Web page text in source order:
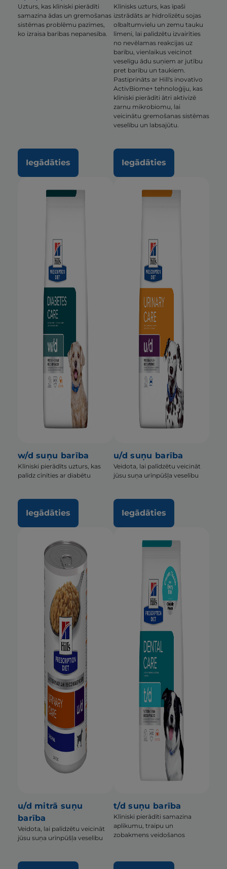
Uzturs, kas klīniski pierādīti
samazina ādas un gremošanas
sistēmas problēmu pazīmes,
ko izraisa barības nepanesība.
Iegādāties
Klīnisks uzturs, kas īpaši
izstrādāts ar hidrolizētu sojas
olbaltumvielu un zemu tauku
līmeni, lai palīdzētu izvairīties
no nevēlamas reakcijas uz
barību, vienlaikus veicinot
veselīgu ādu suņiem ar jutību
pret barību un taukiem.
Pastiprināts ar Hill's inovatīvo
ActivBiome+ tehnoloģiju, kas
klīniski pierādīti ātri aktivizē
zarnu mikrobiomu, lai
veicinātu gremošanas sistēmas
veselību un labsajūtu.
Iegādāties
w/d suņu barība
Klīniski pierādīts uzturs, kas
palīdz cīnīties ar diabētu
Iegādāties
u/d suņu barība
Veidota, lai palīdzētu veicināt
jūsu suņa urīnpūšļa veselību
Iegādāties
u/d mitrā suņu
barība
Veidota, lai palīdzētu veicināt
jūsu suņa urīnpūšļa veselību
t/d suņu barība
Klīniski pierādīti samazina
aplikumu, traipu un
zobakmens veidošanos